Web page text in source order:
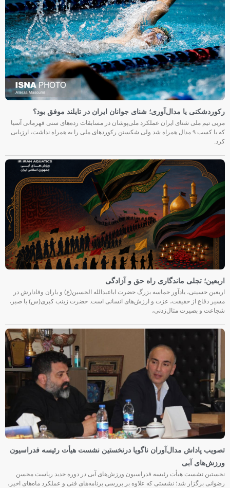
رکوردشکنی یا مدال‌آوری؛ شنای جوانان ایران در تایلند موفق بود؟
مربی تیم ملی شنای ایران عملکرد ملی‌پوشان در مسابقات رده‌های سنی قهرمانی آسیا
که با کسب ۹ مدال همراه شد ولی شکستن رکوردهای ملی را به همراه نداشت، ارزیابی
کرد.
اربعین؛ تجلی ماندگاری راه حق و آزادگی
اربعین حسینی، یادآور حماسه بزرگ حضرت اباعبدالله الحسین(ع) و یاران وفادارش در
مسیر دفاع از حقیقت، عزت و ارزش‌های انسانی است. حضرت زینب کبری(س) با صبر،
شجاعت و بصیرت مثال‌زدنی،
تصویب پاداش مدال‌آوران ناگویا درنخستین نشست هیأت رئیسه فدراسیون
ورزش‌های آبی
نخستین نشست هیأت رئیسه فدراسیون ورزش‌های آبی در دوره جدید ریاست محسن
رضوانی برگزار شد؛ نشستی که علاوه بر بررسی برنامه‌های فنی و عملکرد ماه‌های اخیر،